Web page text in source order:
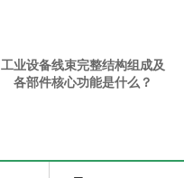
工业设备线束完整结构组成及
各部件核心功能是什么？